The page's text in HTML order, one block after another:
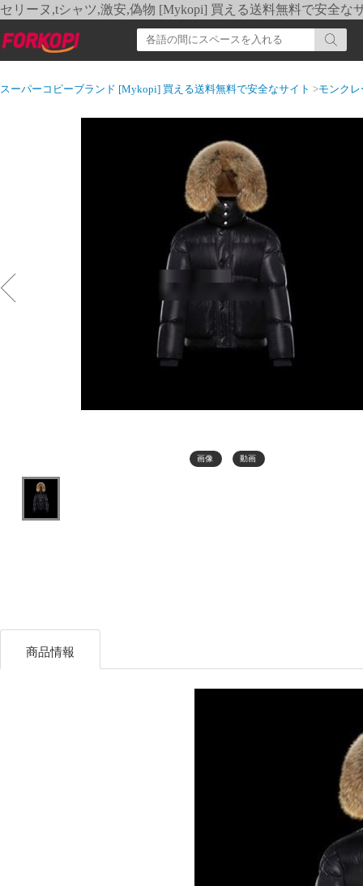
セリーヌ,tシャツ,激安,偽物 [Mykopi] 買える送料無料で安全な
スーパーコピーブランド [Mykopi] 買える送料無料で安全なサイト >モンク
画像 動画
商品情報